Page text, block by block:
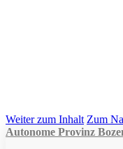
Weiter zum Inhalt Zum
Autonome Provinz